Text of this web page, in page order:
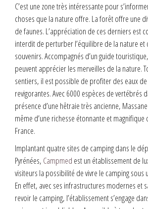
C’est une zone très intéressante pour
choses que la nature offre. La forêt offre une
de faunes. L’appréciation de ces derniers est
interdit de perturber l’équilibre de la nature et
souvenirs. Accompagnés d’un guide
peuvent apprécier les merveilles de la nature.
sentiers, il est possible de profiter des eaux
revigorantes. Avec 6000 espèces de vertébrés
présence d’une hêtraie très ancienne,
même d’une richesse étonnante et magnifique
France.
Implantant quatre sites de camping dans le
Pyrénées, Campmed est un établissement de
visiteurs la possibilité de vivre le camping sous
En effet, avec ses infrastructures modernes et
revoir le camping, l’établissement s’engage